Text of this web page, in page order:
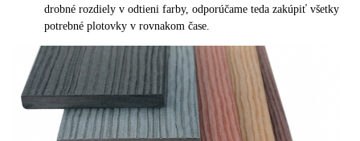
drobné rozdiely v odtieni farby, odporúčame teda zakúpiť všetky
potrebné plotovky v rovnakom čase.